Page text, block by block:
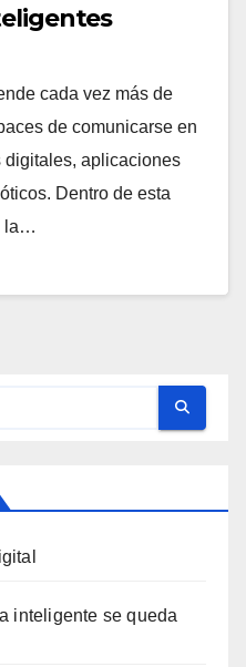
cada vez más de
de comunicarse en
digitales, aplicaciones
Dentro de esta
la…
inteligente se queda